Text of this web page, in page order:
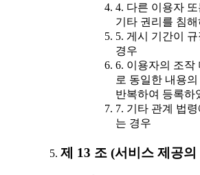
4. 다른 이용자
기타 권리를 침
5. 게시 기간이
경우
6. 이용자의 조작
로 동일한 내용
반복하여 등록하
7. 기타 관계 법
는 경우
제 13 조 (서비스 제공